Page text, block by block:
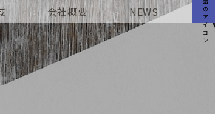
会社概要 NEWS